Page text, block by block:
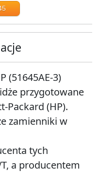
(51645AE-3)
przygotowane
Packard (HP).
zamienniki w
tych
a producentem